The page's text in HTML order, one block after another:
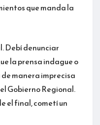
que manda la
Debí denunciar
la prensa indague o
manera imprecisa
Gobierno Regional.
el final, cometí un